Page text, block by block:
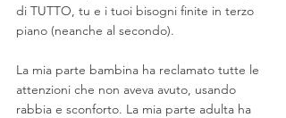
di TUTTO, tu e i tuoi bisogni finite in terzo
piano (neanche al secondo).
La mia parte bambina ha reclamato tutte le
attenzioni che non aveva avuto, usando
rabbia e sconforto. La mia parte adulta ha